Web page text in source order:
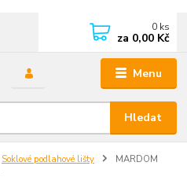
Menu
Hledat
0 ks
za 0,00 Kč
Soklové podlahové lišty
MARDOM